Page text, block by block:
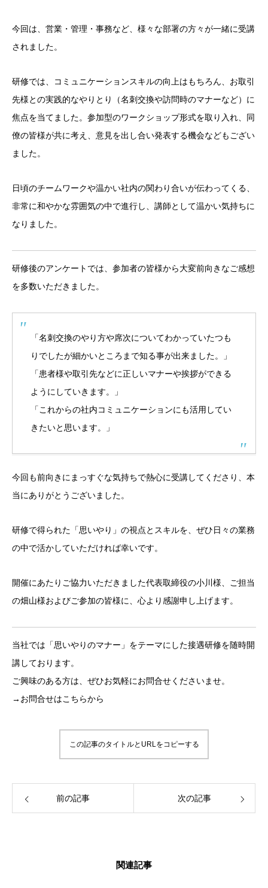
今回は、営業・管理・事務など、様々な部署の方々が一緒に受講
されました。
研修では、コミュニケーションスキルの向上はもちろん、お取引
先様との実践的なやりとり（名刺交換や訪問時のマナーなど）に
焦点を当てました。参加型のワークショップ形式を取り入れ、同
僚の皆様が共に考え、意見を出し合い発表する機会などもござい
ました。
日頃のチームワークや温かい社内の関わり合いが伝わってくる、
非常に和やかな雰囲気の中で進行し、講師として温かい気持ちに
なりました。
研修後のアンケートでは、参加者の皆様から大変前向きなご感想
を多数いただきました。
「名刺交換のやり方や席次についてわかっていたつも
りでしたが細かいところまで知る事が出来ました。」
「患者様や取引先などに正しいマナーや挨拶ができる
ようにしていきます。」
「これからの社内コミュニケーションにも活用してい
きたいと思います。」
今回も前向きにまっすぐな気持ちで熱心に受講してくださり、本
当にありがとうございました。
研修で得られた「思いやり」の視点とスキルを、ぜひ日々の業務
の中で活かしていただければ幸いです。
開催にあたりご協力いただきました代表取締役の小川様、ご担当
の畑山様およびご参加の皆様に、心より感謝申し上げます。
当社では「思いやりのマナー」をテーマにした接遇研修を随時開
講しております。
ご興味のある方は、ぜひお気軽にお問合せくださいませ。
→お問合せはこちらから
この記事のタイトルとURLをコピーする
前の記事 次の記事
関連記事